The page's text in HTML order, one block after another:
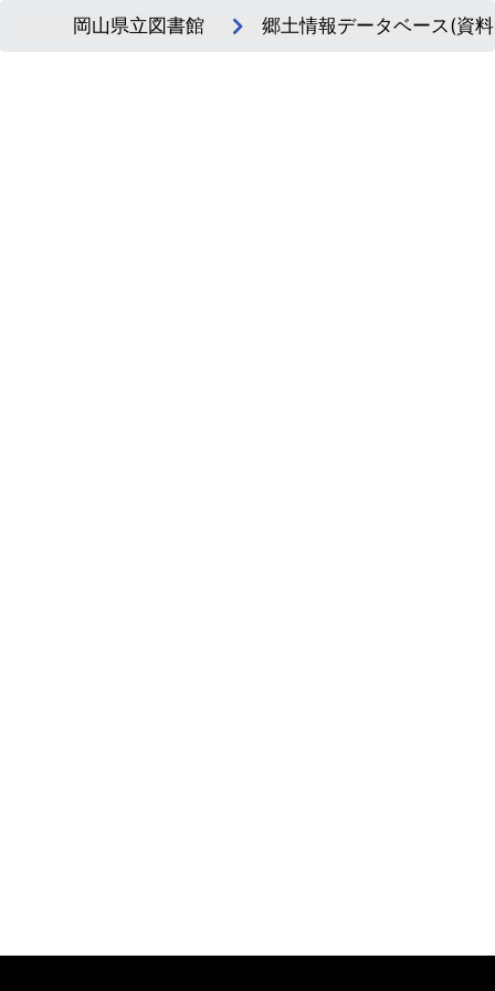
岡山県立図書館 郷土情報データベース(資